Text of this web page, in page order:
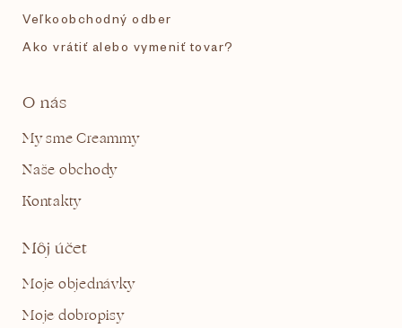
Veľkoobchodný odber
Ako vrátiť alebo vymeniť tovar?
O nás
My sme Creammy
Naše obchody
Kontakty
Môj účet
Moje objednávky
Moje dobropisy